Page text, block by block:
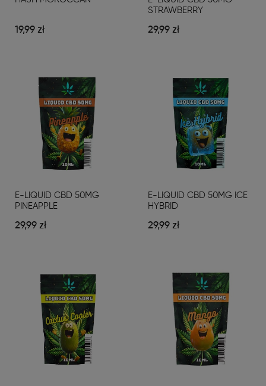
19,99 zł
STRAWBERRY
29,99 zł
E-LIQUID CBD 50MG
PINEAPPLE
29,99 zł
E-LIQUID CBD 50MG ICE
HYBRID
29,99 zł